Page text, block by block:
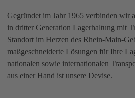
Gegründet im Jahr 1965 verbinden wir
in dritter Generation Lagerhaltung mit
Standort im Herzen des Rhein-Main-
maßgeschneiderte Lösungen für Ihre
nationalen sowie internationalen
aus einer Hand ist unsere Devise.